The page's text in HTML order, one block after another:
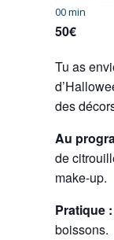
00 min
50€
Tu as
des
Au
de
make-up.
Pratique :
boissons.